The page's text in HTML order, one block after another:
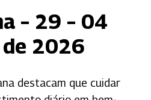
– 29 – 04
2026
destacam que cuidar